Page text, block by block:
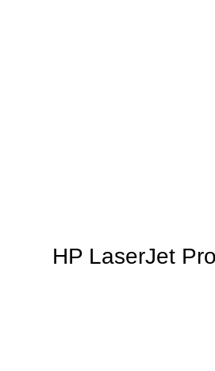
پرینتر HP مدل HP LaserJet Pro